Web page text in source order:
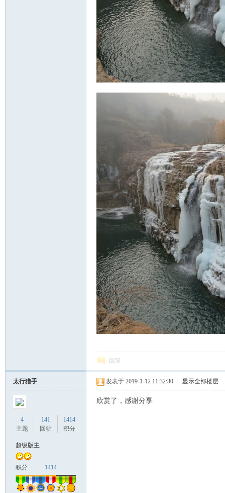
回复
太行猎手
4
主题
141
回帖
1414
积分
超级版主
积分 1414
发表于 2019-1-12 11:32:30 显示全部楼层
欣赏了，感谢分享